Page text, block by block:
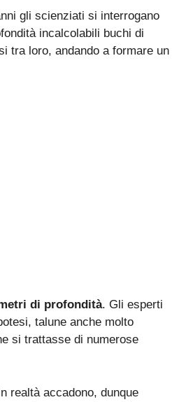
gli scienziati si interrogano
incalcolabili buchi di
tra loro, andando a formare un
di profondità. Gli esperti
talune anche molto
si trattasse di numerose
realtà accadono, dunque